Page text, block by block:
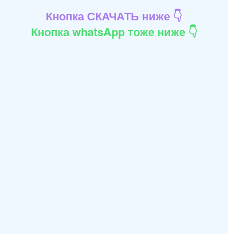
Кнопка СКАЧАТЬ ниже 👇
Кнопка whatsApp тоже ниже 👇